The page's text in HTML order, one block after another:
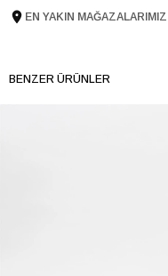
Tema Romantic
EN YAKIN MAĞAZALARIMIZ
BENZER ÜRÜNLER